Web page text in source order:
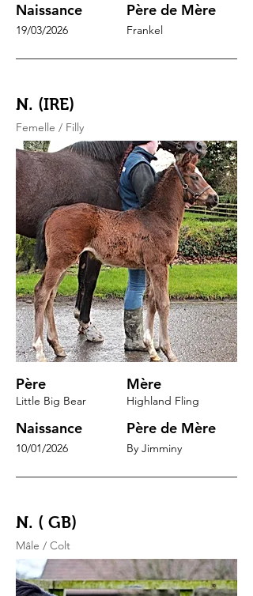
Naissance
19/03/2026
Père de Mère
Frankel
N. (IRE)
Femelle / Filly
Père
Little Big Bear
Naissance
10/01/2026
Mère
Highland Fling
Père de Mère
By Jimminy
N. ( GB)
Mâle / Colt